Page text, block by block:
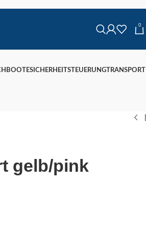
0
SICHERHEITSTEUERUNGTRANSPORT
gelb/pink